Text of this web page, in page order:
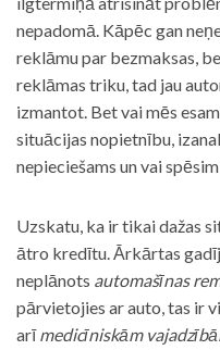
nepadomā. Kāpēc gan
reklāmu par bezmaksas,
reklāmas triku, tad jau
izmantot. Bet vai mēs
situācijas nopietnību,
nepieciešams un vai
Uzskatu, ka ir tikai dažas
ātro kredītu. Ārkārtas
neplānots automašīnas
pārvietojies ar auto, tas ir
arīmedicīniskām